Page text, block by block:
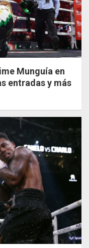
Munguía en
entradas y más